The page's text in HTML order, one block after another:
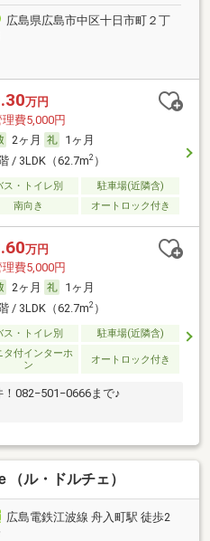
広島県広島市中区十日市町２丁
万円
理費5,000円
2ヶ月
1ヶ月
/ 3LDK（62.7m2）
ス・トイレ別
駐車場(近隣含)
南向き オートロック付き
万円
理費5,000円
2ヶ月
1ヶ月
/ 3LDK（62.7m2）
ス・トイレ別 駐車場(近隣含)
タ付インターホ
ン
オートロック付き
082−501−0666まで♪
（ル・ドルチェ）
広島電鉄江波線 舟入町駅 徒歩2